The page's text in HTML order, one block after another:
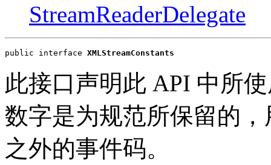
StreamReaderDelegate
public interface XMLStreamConstants
此接口声明此 API 中所
数字是为规范所保留的
之外的事件码。